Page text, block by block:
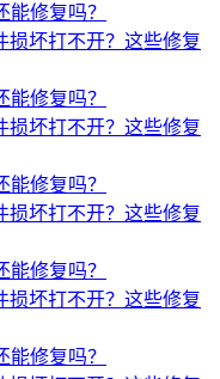
修复吗？
损坏打不开？这些修复
修复吗？
损坏打不开？这些修复
修复吗？
损坏打不开？这些修复
修复吗？
损坏打不开？这些修复
修复吗？